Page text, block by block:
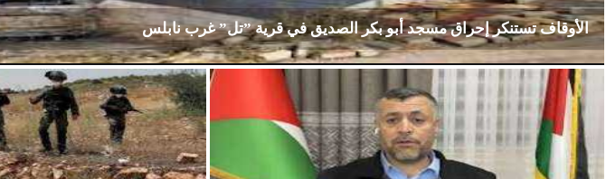
الأوقاف تستنكر إحراق مسجد أبو بكر الصديق في قرية ”تل” غرب نابلس
الإثنين، 23 فبراير 2026 02:15 مـ